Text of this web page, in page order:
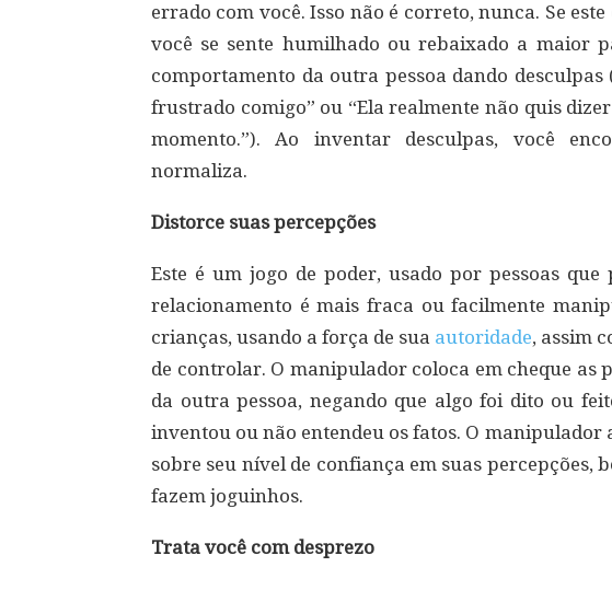
errado com você. Isso não é correto, nunca. Se
você se sente humilhado ou rebaixado a maior
comportamento da outra pessoa dando desculpas
frustrado comigo” ou “Ela realmente não quis
momento.”). Ao inventar desculpas, você
normaliza.
Distorce suas percepções
Este é um jogo de poder, usado por pessoas
relacionamento é mais fraca ou facilmente
crianças, usando a força de sua autoridade, assim
de controlar. O manipulador coloca em cheque as
da outra pessoa, negando que algo foi dito ou
inventou ou não entendeu os fatos. O manipulador
sobre seu nível de confiança em suas percepções,
fazem joguinhos.
Trata você com desprezo